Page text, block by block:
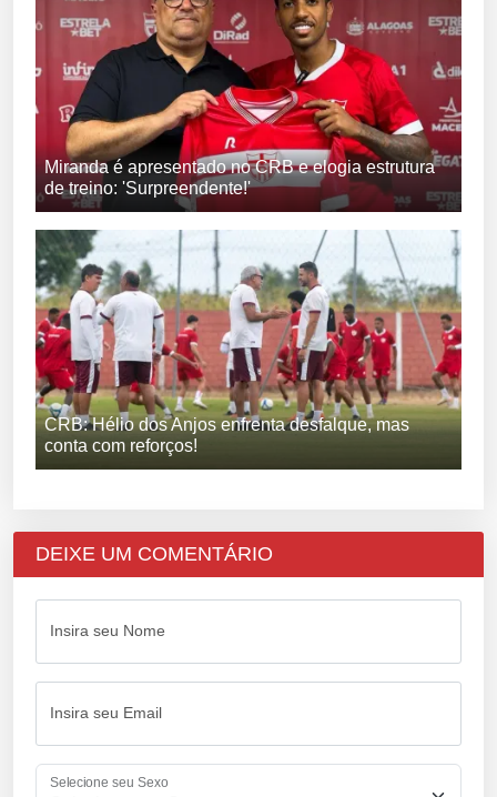
Miranda é apresentado no CRB e elogia estrutura
de treino: 'Surpreendente!'
CRB: Hélio dos Anjos enfrenta desfalque, mas
conta com reforços!
DEIXE UM COMENTÁRIO
Insira seu Nome
Insira seu Email
Selecione seu Sexo